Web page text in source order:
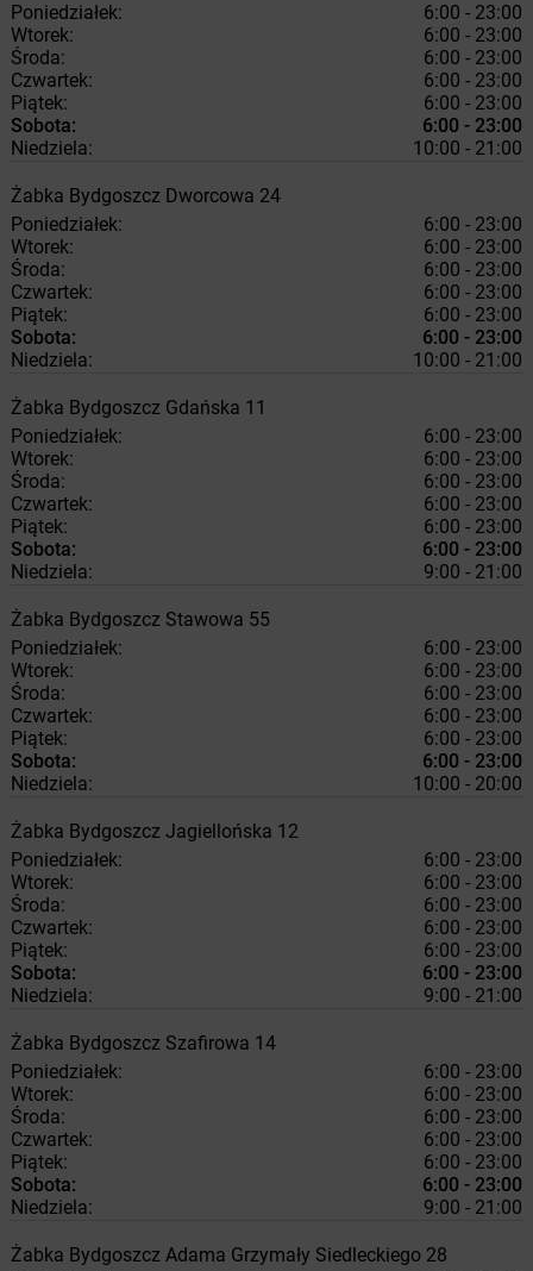
Poniedziałek:
6:00 - 23:00
Wtorek:
6:00 - 23:00
Środa:
6:00 - 23:00
Czwartek:
6:00 - 23:00
Piątek:
6:00 - 23:00
Sobota:
6:00 - 23:00
Niedziela:
10:00 - 21:00
Żabka Bydgoszcz Dworcowa 24
Poniedziałek:
6:00 - 23:00
Wtorek:
6:00 - 23:00
Środa:
6:00 - 23:00
Czwartek:
6:00 - 23:00
Piątek:
6:00 - 23:00
Sobota:
6:00 - 23:00
Niedziela:
10:00 - 21:00
Żabka Bydgoszcz Gdańska 11
Poniedziałek:
6:00 - 23:00
Wtorek:
6:00 - 23:00
Środa:
6:00 - 23:00
Czwartek:
6:00 - 23:00
Piątek:
6:00 - 23:00
Sobota:
6:00 - 23:00
Niedziela:
9:00 - 21:00
Żabka Bydgoszcz Stawowa 55
Poniedziałek:
6:00 - 23:00
Wtorek:
6:00 - 23:00
Środa:
6:00 - 23:00
Czwartek:
6:00 - 23:00
Piątek:
6:00 - 23:00
Sobota:
6:00 - 23:00
Niedziela:
10:00 - 20:00
Żabka Bydgoszcz Jagiellońska 12
Poniedziałek:
6:00 - 23:00
Wtorek:
6:00 - 23:00
Środa:
6:00 - 23:00
Czwartek:
6:00 - 23:00
Piątek:
6:00 - 23:00
Sobota:
6:00 - 23:00
Niedziela:
9:00 - 21:00
Żabka Bydgoszcz Szafirowa 14
Poniedziałek:
6:00 - 23:00
Wtorek:
6:00 - 23:00
Środa:
6:00 - 23:00
Czwartek:
6:00 - 23:00
Piątek:
6:00 - 23:00
Sobota:
6:00 - 23:00
Niedziela:
9:00 - 21:00
Żabka Bydgoszcz Adama Grzymały Siedleckiego 28